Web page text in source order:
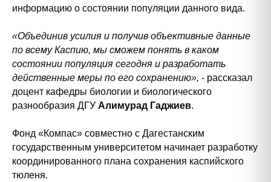
информацию о состоянии популяции данного вида.
«Объединив усилия и получив объективные данные
по всему Каспию, мы сможем понять в каком
состоянии популяция сегодня и разработать
действенные меры по его сохранению», - рассказал
доцент кафедры биологии и биологического
разнообразия ДГУ Алимурад Гаджиев.
Фонд «Компас» совместно с Дагестанским
государственным университетом начинает разработку
координированного плана сохранения каспийского
тюленя.